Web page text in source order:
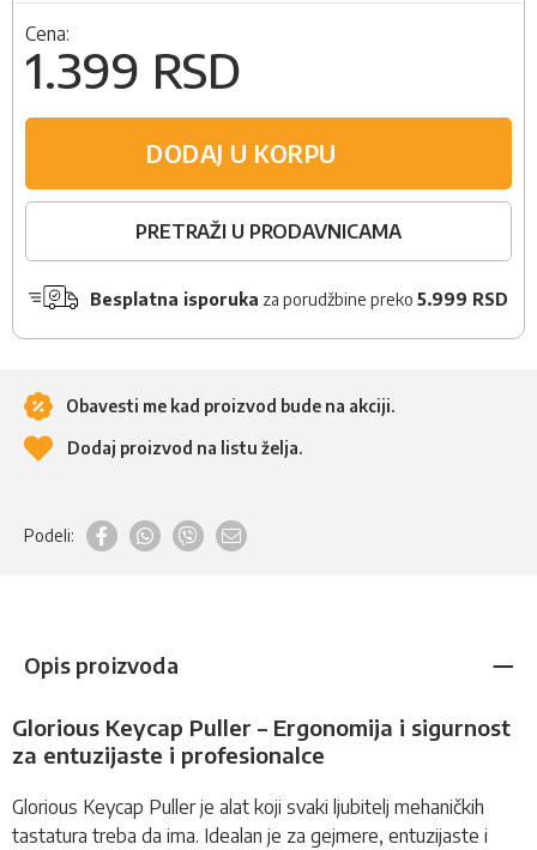
Cena:
1.399 RSD
DODAJ U KORPU
PRETRAŽI U PRODAVNICAMA
Besplatna isporuka za porudžbine preko 5.999 RSD
Obavesti me kad proizvod bude na akciji.
Dodaj proizvod na listu želja.
Podeli:
Opis proizvoda
Glorious Keycap Puller – Ergonomija i sigurnost
za entuzijaste i profesionalce
Glorious Keycap Puller je alat koji svaki ljubitelj mehaničkih
tastatura treba da ima. Idealan je za gejmere, entuzijaste i